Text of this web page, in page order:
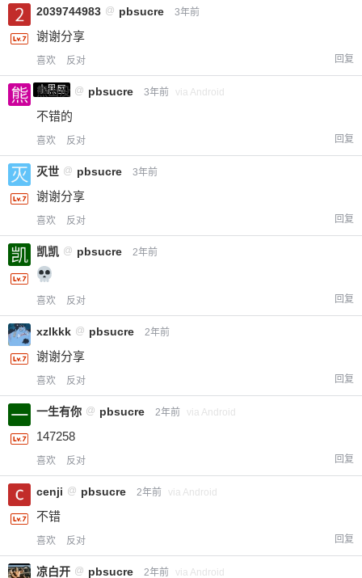
2039744983 @ pbsucre 3年前
谢谢分享
喜欢 反对 回复
小黑屋
熊出没 @ pbsucre 3年前 via Android
不错的
喜欢 反对 回复
灭世 @ pbsucre 3年前
谢谢分享
喜欢 反对 回复
凯凯 @ pbsucre 2年前
喜欢 反对 回复
xzlkkk @ pbsucre 2年前
谢谢分享
喜欢 反对 回复
一生有你 @ pbsucre 2年前 via Android
147258
喜欢 反对 回复
cenji @ pbsucre 2年前 via Android
不错
喜欢 反对 回复
凉白开 @ pbsucre 2年前 via Android